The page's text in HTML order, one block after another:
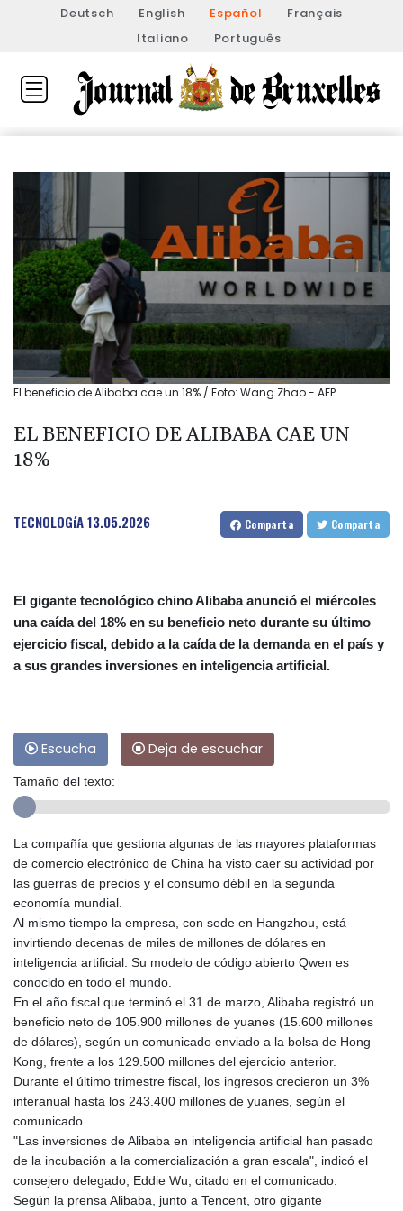
Deutsch English Español
Français
Italiano
Português
El beneficio de Alibaba cae un 18% / Foto: Wang Zhao - AFP
EL BENEFICIO DE ALIBABA CAE UN
18%
TECNOLOGíA13.05.2026 Comparta Comparta
El gigante tecnológico chino Alibaba anunció el miércoles
una caída del 18% en su beneficio neto durante su último
ejercicio fiscal, debido a la caída de la demanda en el país y
a sus grandes inversiones en inteligencia artificial.
Escucha Deja de escuchar
Tamaño del texto:
La compañía que gestiona algunas de las mayores plataformas
de comercio electrónico de China ha visto caer su actividad por
las guerras de precios y el consumo débil en la segunda
economía mundial.
Al mismo tiempo la empresa, con sede en Hangzhou, está
invirtiendo decenas de miles de millones de dólares en
inteligencia artificial. Su modelo de código abierto Qwen es
conocido en todo el mundo.
En el año fiscal que terminó el 31 de marzo, Alibaba registró un
beneficio neto de 105.900 millones de yuanes (15.600 millones
de dólares), según un comunicado enviado a la bolsa de Hong
Kong, frente a los 129.500 millones del ejercicio anterior.
Durante el último trimestre fiscal, los ingresos crecieron un 3%
interanual hasta los 243.400 millones de yuanes, según el
comunicado.
"Las inversiones de Alibaba en inteligencia artificial han pasado
de la incubación a la comercialización a gran escala", indicó el
consejero delegado, Eddie Wu, citado en el comunicado.
Según la prensa Alibaba, junto a Tencent, otro gigante